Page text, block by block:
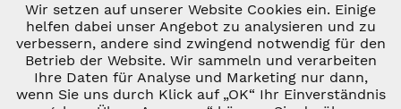
Zahlung & Versand
Notwendig Aktiv
Marketing Inaktiv
Wir setzen auf unserer Website Cookies ein. Einige
helfen dabei unser Angebot zu analysieren und zu
verbessern, andere sind zwingend notwendig für den
Betrieb der Website. Wir sammeln und verarbeiten
Ihre Daten für Analyse und Marketing nur dann,
wenn Sie uns durch Klick auf „OK“ Ihr Einverständnis